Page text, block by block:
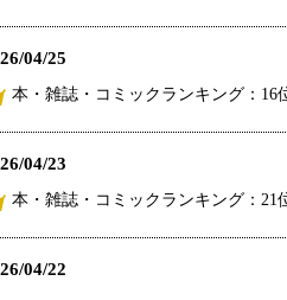
04/25
本・雑誌・コミックランキング：16
04/23
本・雑誌・コミックランキング：21
04/22